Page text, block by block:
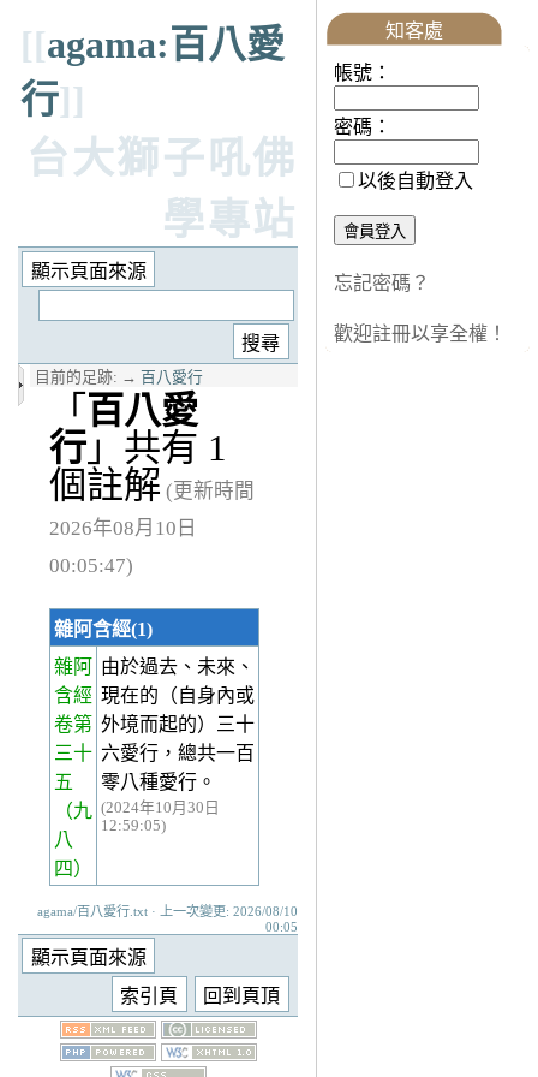
[[agama:百八愛
行]]
台大獅子吼佛
學專站
目前的足跡: → 百八愛行
「 百八愛
行 」共有 1
個註解 (更新時間
2026年08月10日
00:05:47)
雜阿含經(1)
雜阿
含經
卷第
三十
五
（九
八
四）
由於過去、未來、
現在的（自身內或
外境而起的）三十
六愛行，總共一百
零八種愛行。
(2024年10月30日
12:59:05)
agama/百八愛行.txt · 上一次變更: 2026/08/10
00:05
知客處
帳號：
密碼：
以後自動登入
忘記密碼？
歡迎註冊以享全權！